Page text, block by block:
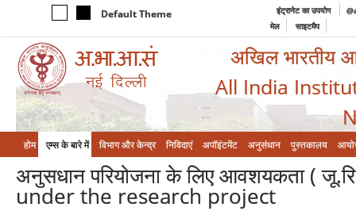
Default Theme इंट्रानेट का उपयोग
मेल
साइटमैप
अखिल भारतीय
All India
होम एम्‍स के बारे में विभाग और केन्‍द्र निविदाएं अपॉइंटमेंट अनुसंधान पुस्तकालय
अनुसधान परियोजना के लिए आवशयकता (
under the research project